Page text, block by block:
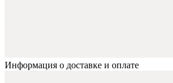
Информация о доставке и оплате